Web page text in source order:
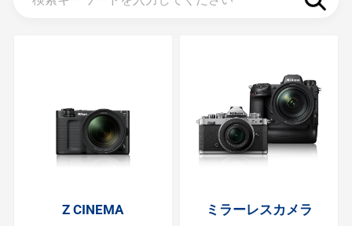
Z CINEMA ミラーレスカメラ